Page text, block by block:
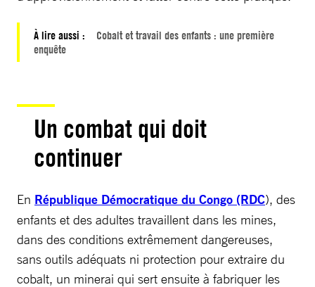
À lire aussi :
Cobalt et travail des enfants : une première
enquête
Un combat qui doit
continuer
En République Démocratique du Congo (RDC), des
enfants et des adultes travaillent dans les mines,
dans des conditions extrêmement dangereuses,
sans outils adéquats ni protection pour extraire du
cobalt, un minerai qui sert ensuite à fabriquer les